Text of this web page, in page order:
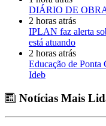
DIÁRIO DE
2 horas atrás
IPLAN faz alerta
está atuando
2 horas atrás
Educação de Ponta
Ideb
Notícias Mais